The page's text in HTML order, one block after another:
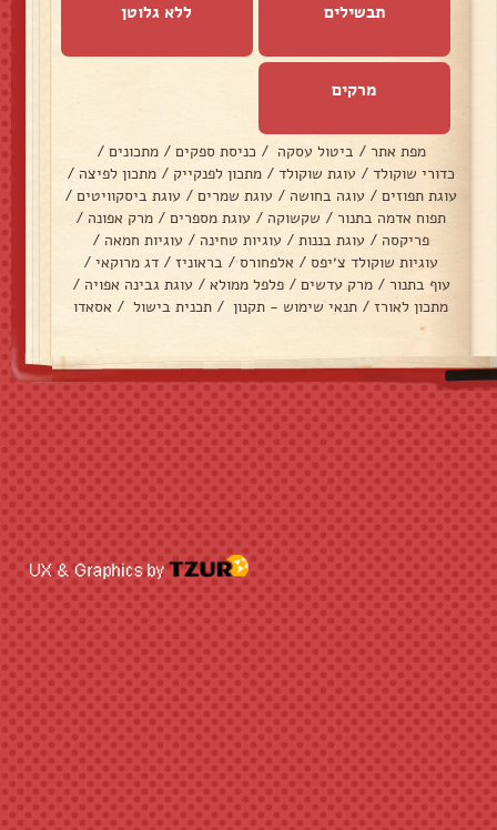
תבשילים ללא גלוטן
מרקים
מפת אתר / ביטול עסקה / כניסת ספקים / מתכונים /
כדורי שוקולד / עוגת שוקולד / מתכון לפנקייק / מתכון לפיצה /
עוגת תפוזים / עוגה בחושה / עוגת שמרים / עוגת ביסקוויטים /
תפוח אדמה בתנור / שקשוקה / עוגת מספרים / מרק אפונה /
פריקסה / עוגת בננות / עוגיות טחינה / עוגיות חמאה /
עוגיות שוקולד צ׳יפס / אלפחורס/ בראוניז / דג מרוקאי /
עוף בתנור / מרק עדשים / פלפל ממולא / עוגת גבינה אפויה /
מתכון לאורז / תנאי שימוש - תקנון / תכנית בישול / אסאדו